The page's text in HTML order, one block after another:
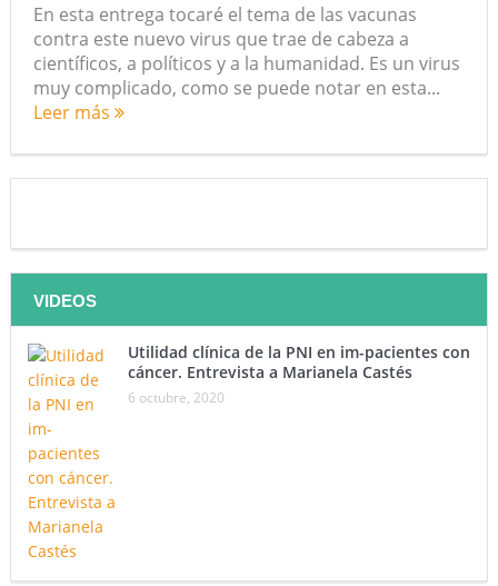
En esta entrega tocaré el tema de las vacunas
contra este nuevo virus que trae de cabeza a
científicos, a políticos y a la humanidad. Es un virus
muy complicado, como se puede notar en esta...
Leer más
VIDEOS
Utilidad clínica de la PNI en im-pacientes con
cáncer. Entrevista a Marianela Castés
6 octubre, 2020